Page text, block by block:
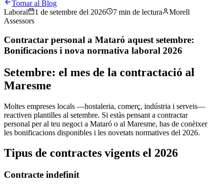
Tornar al Blog
Laboral
1 de setembre del 2026 7 min de lectura
Morell
Assessors
Contractar personal a Mataró aquest setembre:
Bonificacions i nova normativa laboral 2026
Setembre: el mes de la contractació al
Maresme
Moltes empreses locals —hostaleria, comerç, indústria i serveis—
reactiven plantilles al setembre. Si estàs pensant a contractar
personal per al teu negoci a Mataró o al Maresme, has de conèixer
les bonificacions disponibles i les novetats normatives del 2026.
Tipus de contractes vigents el 2026
Contracte indefinit